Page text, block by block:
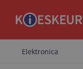
Elektronica